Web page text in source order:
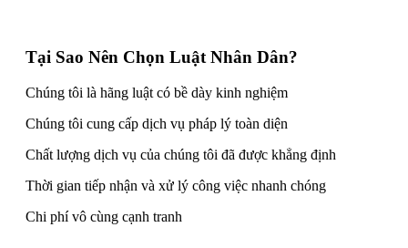
Tại Sao Nên Chọn Luật Nhân Dân?
Chúng tôi là hãng luật có bề dày kinh nghiệm
Chúng tôi cung cấp dịch vụ pháp lý toàn diện
Chất lượng dịch vụ của chúng tôi đã được khẳng định
Thời gian tiếp nhận và xử lý công việc nhanh chóng
Chi phí vô cùng cạnh tranh